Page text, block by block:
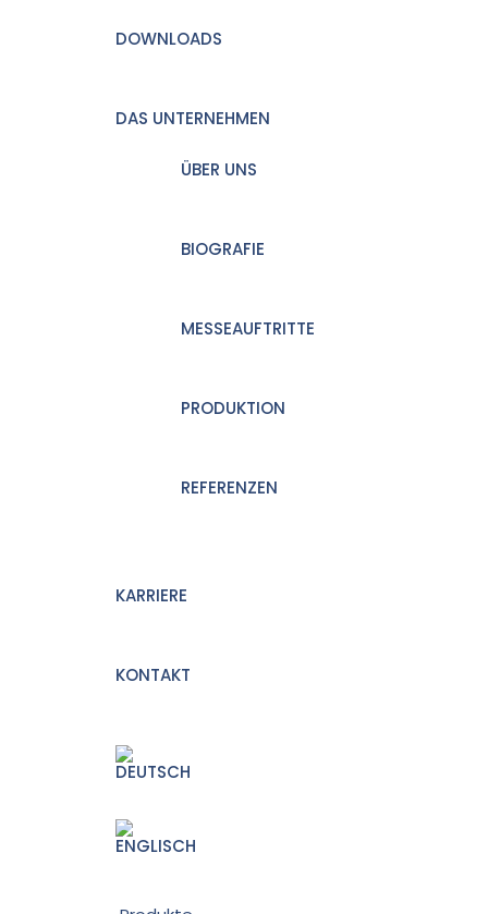
DOWNLOADS
DAS UNTERNEHMEN
ÜBER UNS
BIOGRAFIE
MESSEAUFTRITTE
PRODUKTION
REFERENZEN
KARRIERE
KONTAKT